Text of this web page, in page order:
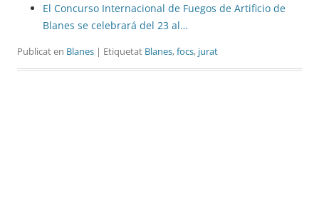
El Concurso Internacional de Fuegos de Artificio de
Blanes se celebrará del 23 al…
Publicat en Blanes | Etiquetat Blanes,focs, jurat